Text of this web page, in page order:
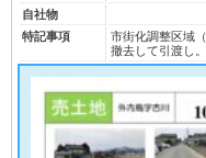
自社物
特記事項
市街化調整区域
撤去して引渡し